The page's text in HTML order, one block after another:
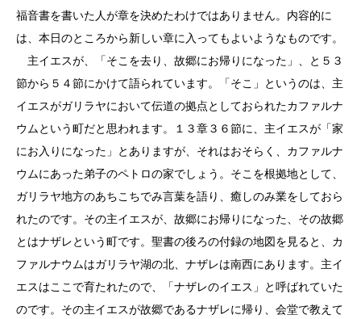
福音書を書いた人が章を決めたわけではありません。内容的に
は、本日のところから新しい章に入ってもよいようなものです。
主イエスが、「そこを去り、故郷にお帰りになった」、と５３
節から５４節にかけて語られています。「そこ」というのは、主
イエスがガリラヤにおいて伝道の拠点としておられたカファルナ
ウムという町だと思われます。１３章３６節に、主イエスが「家
にお入りになった」とありますが、それはおそらく、カファルナ
ウムにあった弟子のペトロの家でしょう。そこを根拠地として、
ガリラヤ地方のあちこちでみ言葉を語り、癒しのみ業をしておら
れたのです。その主イエスが、故郷にお帰りになった、その故郷
とはナザレという町です。聖書の後ろの付録の地図を見ると、カ
ファルナウムはガリラヤ湖の北、ナザレは南西にあります。主イ
エスはここで育たれたので、「ナザレのイエス」と呼ばれていた
のです。その主イエスが故郷であるナザレに帰り、会堂で教えて